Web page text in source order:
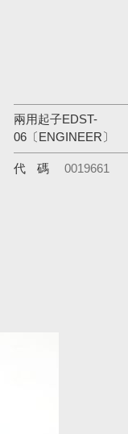
兩用起子EDST-
06〔ENGINEER〕
代碼 0019661